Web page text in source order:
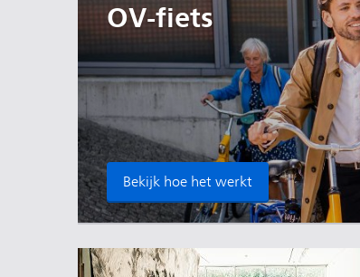
OV-fiets
Bekijk hoe het werkt